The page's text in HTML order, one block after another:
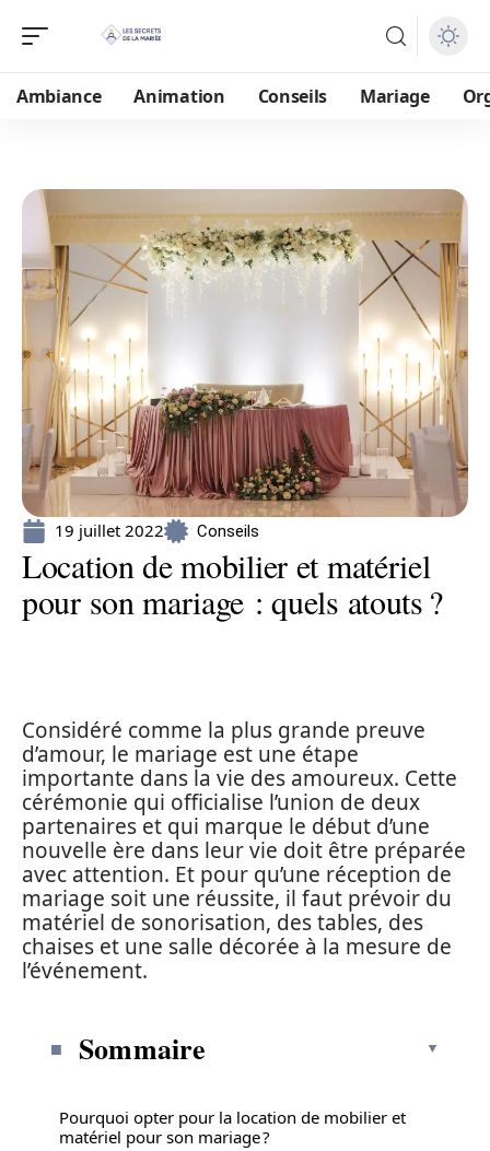
Ambiance Animation Conseils Mariage
19 juillet 2022 Conseils
Location de mobilier et matériel
pour son mariage : quels atouts ?
Considéré comme la plus grande preuve
d’amour, le mariage est une étape
importante dans la vie des amoureux. Cette
cérémonie qui officialise l’union de deux
partenaires et qui marque le début d’une
nouvelle ère dans leur vie doit être préparée
avec attention. Et pour qu’une réception de
mariage soit une réussite, il faut prévoir du
matériel de sonorisation, des tables, des
chaises et une salle décorée à la mesure de
l’événement.
Sommaire
Pourquoi opter pour la location de mobilier et
matériel pour son mariage ?